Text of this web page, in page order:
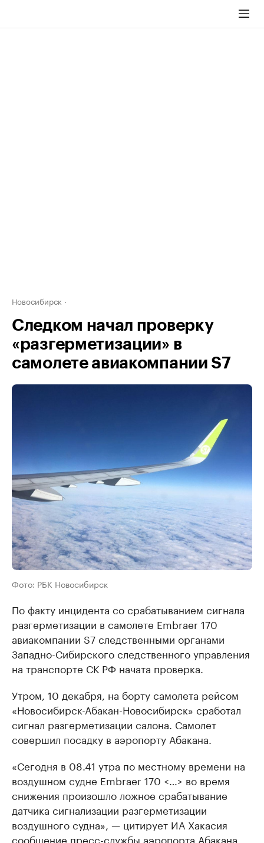
Новосибирск
Следком начал проверку
«разгерметизации» в
самолете авиакомпании S7
Фото: РБК Новосибирск
По факту инцидента со срабатыванием сигнала
разгерметизации в самолете Embraer 170
авиакомпании S7 следственными органами
Западно-Сибирского следственного управления
на транспорте СК РФ начата проверка.
Утром, 10 декабря, на борту самолета рейсом
«Новосибирск-Абакан-Новосибирск» сработал
сигнал разгерметизации салона. Самолет
совершил посадку в аэропорту Абакана.
«Сегодня в 08.41 утра по местному времени на
воздушном судне Embraer 170 <…> во время
снижения произошло ложное срабатывание
датчика сигнализации разгерметизации
воздушного судна», — цитирует ИА Хакасия
сообщение пресс-службы аэропорта Абакана.